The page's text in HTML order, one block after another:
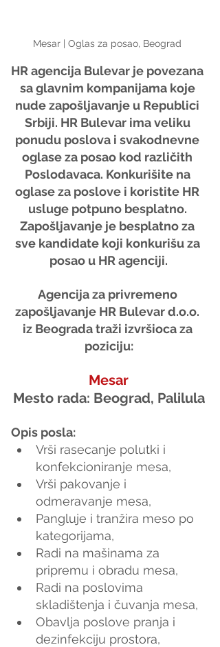
Mesar | Oglas za posao, Beograd
HR agencija Bulevar je povezana
sa glavnim kompanijama koje
nude zapošljavanje u Republici
Srbiji. HR Bulevar ima veliku
ponudu poslova i svakodnevne
oglase za posao kod različith
Poslodavaca. Konkurišite na
oglase za poslove i koristite HR
usluge potpuno besplatno.
Zapošljavanje je besplatno za
sve kandidate koji konkurišu za
posao u HR agenciji.
Agencija za privremeno
zapošljavanje HR Bulevar d.o.o.
iz Beograda traži izvršioca za
poziciju:
Mesar
Mesto rada: Beograd, Palilula
Opis posla:
Vrši rasecanje polutki i
konfekcioniranje mesa,
Vrši pakovanje i
odmeravanje mesa,
Pangluje i tranžira meso po
kategorijama,
Radi na mašinama za
pripremu i obradu mesa,
Radi na poslovima
skladištenja i čuvanja mesa,
Obavlja poslove pranja i
dezinfekciju prostora,